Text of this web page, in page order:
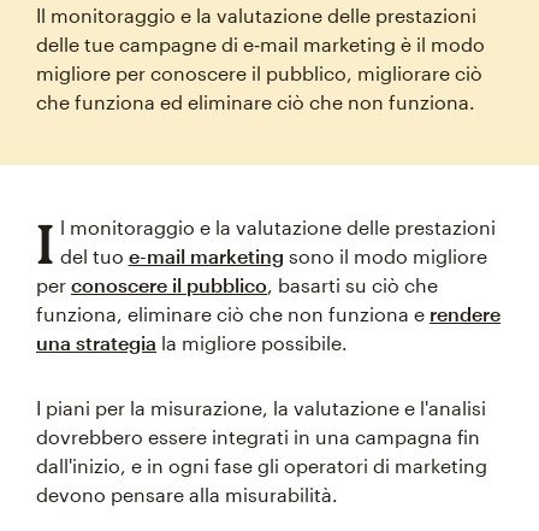
Il monitoraggio e la valutazione delle prestazioni
delle tue campagne di e‑mail marketing è il modo
migliore per conoscere il pubblico, migliorare ciò
che funziona ed eliminare ciò che non funziona.
I l monitoraggio e la valutazione delle prestazioni
del tuo e-mail marketing sono il modo migliore
per conoscere il pubblico, basarti su ciò che
funziona, eliminare ciò che non funziona e rendere
una strategia la migliore possibile.
I piani per la misurazione, la valutazione e l'analisi
dovrebbero essere integrati in una campagna fin
dall'inizio, e in ogni fase gli operatori di marketing
devono pensare alla misurabilità.